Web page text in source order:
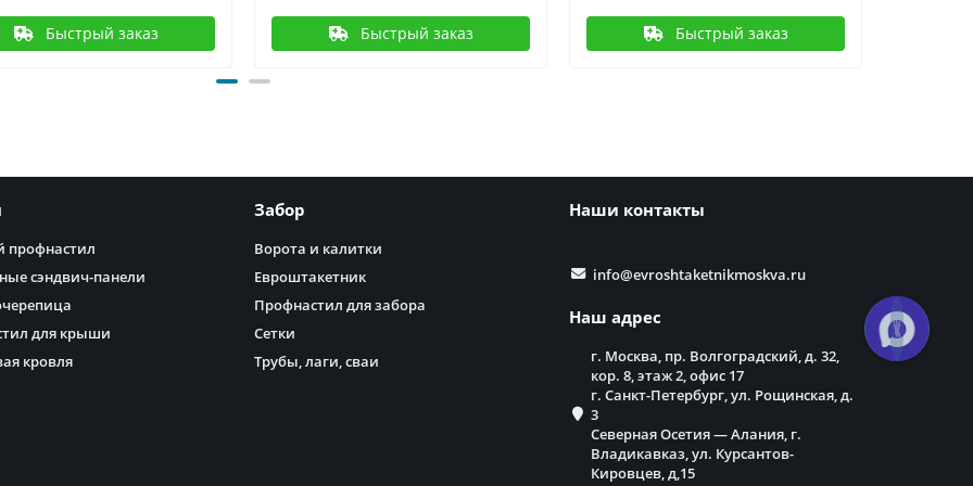
Быстрый заказ Быстрый заказ Быстрый заказ
профнастил
сэндвич-панели
для крыши
кровля
Забор
Ворота и калитки
Евроштакетник
Профнастил для забора
Сетки
Трубы, лаги, сваи
Наши контакты
info@evroshtaketnikmoskva.ru
Наш адрес
г. Москва, пр. Волгоградский, д. 32,
кор. 8, этаж 2, офис 17
г. Санкт-Петербург, ул. Рощинская, д.
3
Северная Осетия — Алания, г.
Владикавказ, ул. Курсантов-
Кировцев, д,15